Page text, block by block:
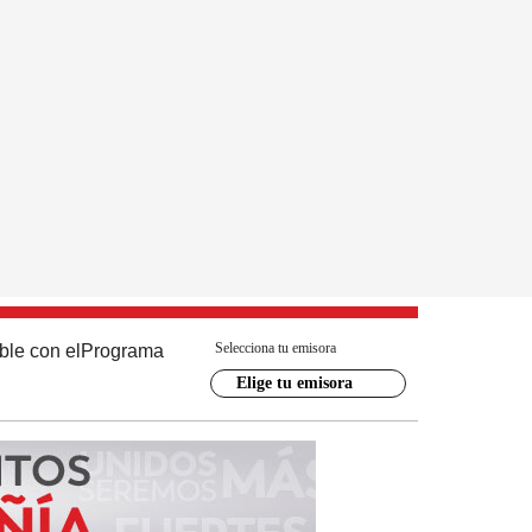
con el Programa Selecciona tu emisora
Elige tu emisora